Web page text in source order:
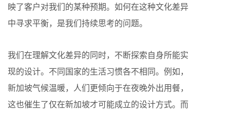
映了客户对我们的某种预期。如何在这种文化差异
中寻求平衡，是我们持续思考的问题。
我们在理解文化差异的同时，不断探索自身所能实
现的设计。不同国家的生活习惯各不相同。例如，
新加坡气候温暖，人们更倾向于在夜晚外出用餐，
这也催生了仅在新加坡才可能成立的设计方式。而